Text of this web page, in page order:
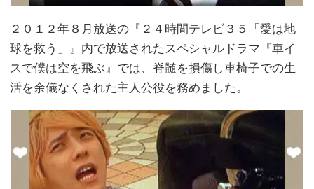
２０１２年８月放送の『２４時間テレビ３５「愛は地
球を救う」』内で放送されたスペシャルドラマ『車イ
スで僕は空を飛ぶ』では、脊髄を損傷し車椅子での生
活を余儀なくされた主人公役を務めました。